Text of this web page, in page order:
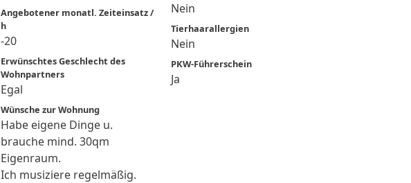
Angebotener monatl. Zeiteinsatz /
h
-20
Erwünschtes Geschlecht des
Wohnpartners
Egal
Wünsche zur Wohnung
Habe eigene Dinge u.
brauche mind. 30qm
Eigenraum.
Ich musiziere regelmäßig.
Nein
Tierhaarallergien
Nein
PKW-Führerschein
Ja